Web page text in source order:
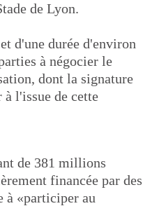
de Lyon.
d'une durée d'environ
à négocier le
dont la signature
l'issue de cette
de 381 millions
financée par des
à «participer au